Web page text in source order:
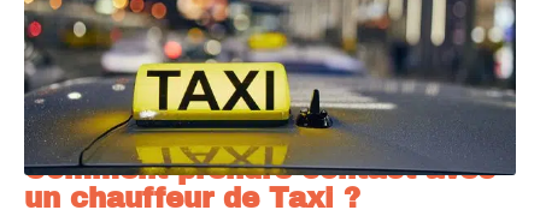
Comment prendre contact avec
un chauffeur de Taxi ?